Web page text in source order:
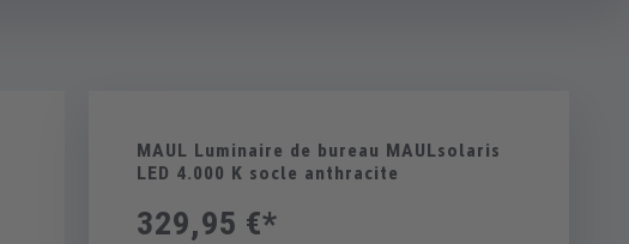
MAUL Luminaire de bureau MAULsolaris
LED 4.000 K socle anthracite
329,95 €*